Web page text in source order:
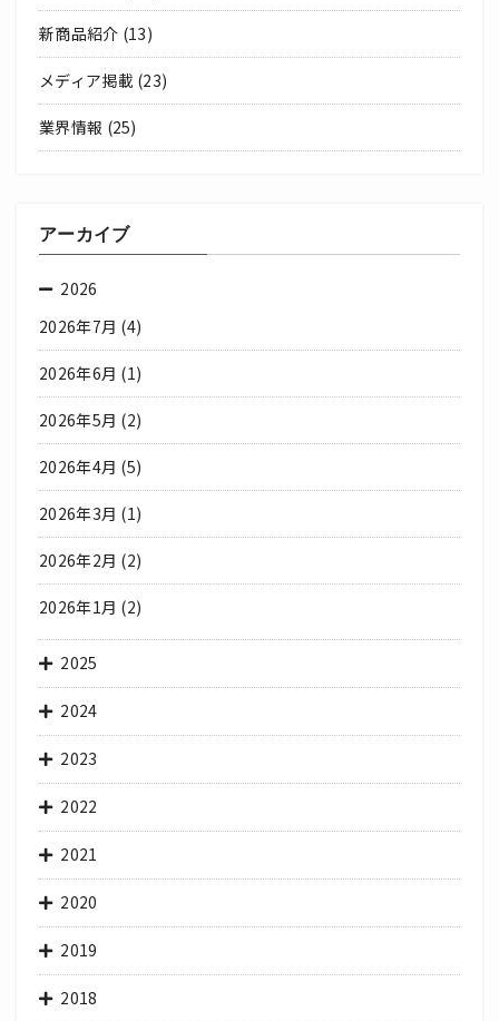
新商品紹介 (13)
メディア掲載 (23)
業界情報 (25)
アーカイブ
2026
2026年7月 (4)
2026年6月 (1)
2026年5月 (2)
2026年4月 (5)
2026年3月 (1)
2026年2月 (2)
2026年1月 (2)
2025
2024
2023
2022
2021
2020
2019
2018